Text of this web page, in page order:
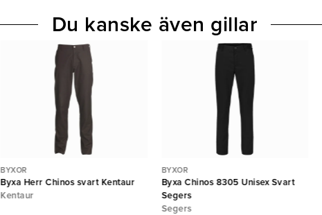
BYXOR
Byxa Herr Chinos svart Kentaur
Kentaur
BYXOR
Byxa Chinos 8305 Unisex Svart
Segers
Segers
Du kanske även gillar